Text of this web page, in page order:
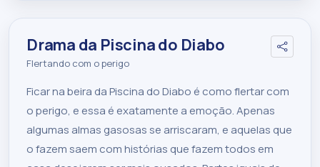
Drama da Piscina do Diabo
Flertando com o perigo
Ficar na beira da Piscina do Diabo é como flertar com
o perigo, e essa é exatamente a emoção. Apenas
algumas almas gasosas se arriscaram, e aquelas que
o fazem saem com histórias que fazem todos em